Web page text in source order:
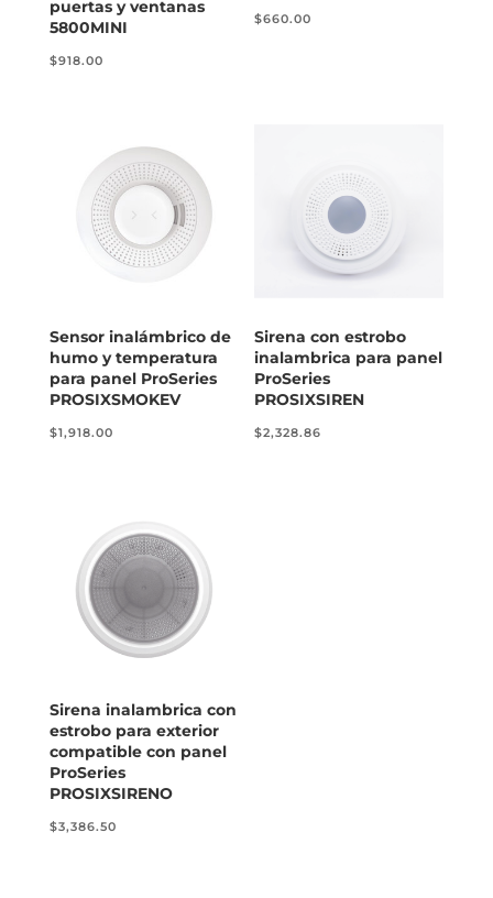
puertas y ventanas
5800MINI
$918.00
$660.00
Sensor inalámbrico de
humo y temperatura
para panel ProSeries
PROSIXSMOKEV
$1,918.00
Sirena con estrobo
inalambrica para panel
ProSeries
PROSIXSIREN
$2,328.86
Sirena inalambrica con
estrobo para exterior
compatible con panel
ProSeries
PROSIXSIRENO
$3,386.50